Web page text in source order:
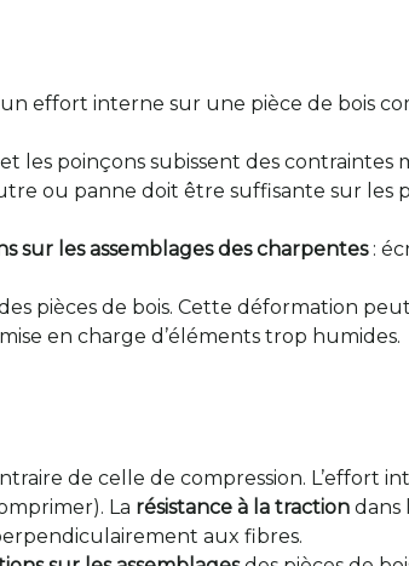
effort interne sur une pièce de bois
les poinçons subissent des contraintes
ou panne doit être suffisante sur les
sur les assemblages des charpentes:
pièces de bois. Cette déformation
en charge d’éléments trop humides.
de celle de compression. L’effort
La résistance à la traction dans
aux fibres.